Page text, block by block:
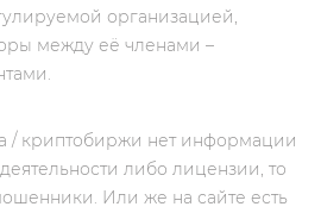
организацией,
между её членами –
/ криптобиржи нет информации
либо лицензии, то
Или же на сайте есть